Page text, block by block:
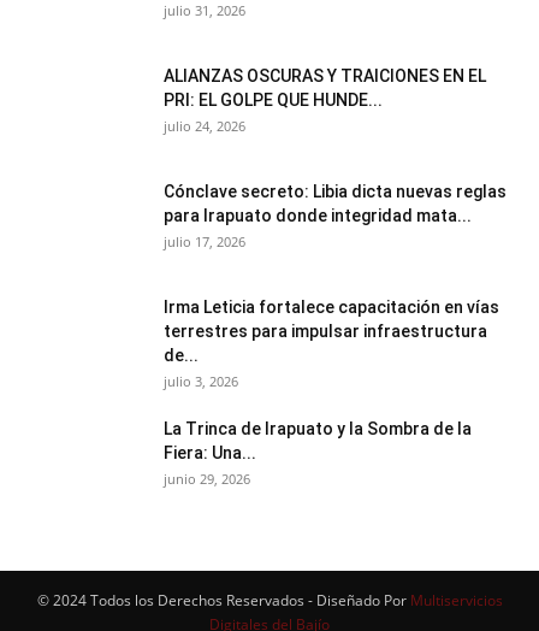
julio 31, 2026
ALIANZAS OSCURAS Y TRAICIONES EN EL
PRI: EL GOLPE QUE HUNDE...
julio 24, 2026
Cónclave secreto: Libia dicta nuevas reglas
para Irapuato donde integridad mata...
julio 17, 2026
Irma Leticia fortalece capacitación en vías
terrestres para impulsar infraestructura
de...
julio 3, 2026
​La Trinca de Irapuato y la Sombra de la
Fiera: Una...
junio 29, 2026
© 2024 Todos los Derechos Reservados - Diseñado Por Multiservicios
Digitales del Bajío